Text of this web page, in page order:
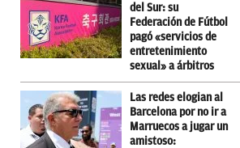
del Sur: su
Federación de Fútbol
pagó «servicios de
entretenimiento
sexual» a árbitros
Las redes elogian al
Barcelona por no ir a
Marruecos a jugar un
amistoso: